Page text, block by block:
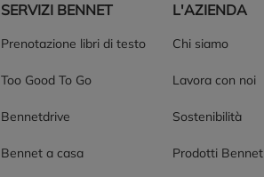
SERVIZI BENNET
Prenotazione libri di testo
Too Good To Go
Bennetdrive
Bennet a casa
L'AZIENDA
Chi siamo
Lavora con noi
Sostenibilità
Prodotti Bennet